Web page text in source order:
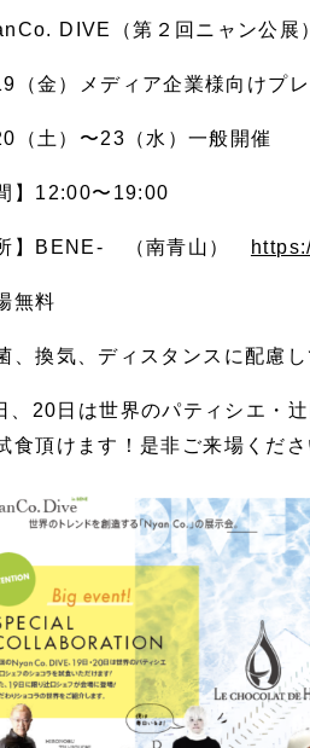
DIVE（第２回ニャン公展
（金）メディア企業様向けプレ
（土）〜23（水）一般開催
】12:00〜19:00
】BENE- （南青山）
無料
、換気、ディスタンスに配慮
、20日は世界のパティシエ・
食頂けます！是非ご来場くださ